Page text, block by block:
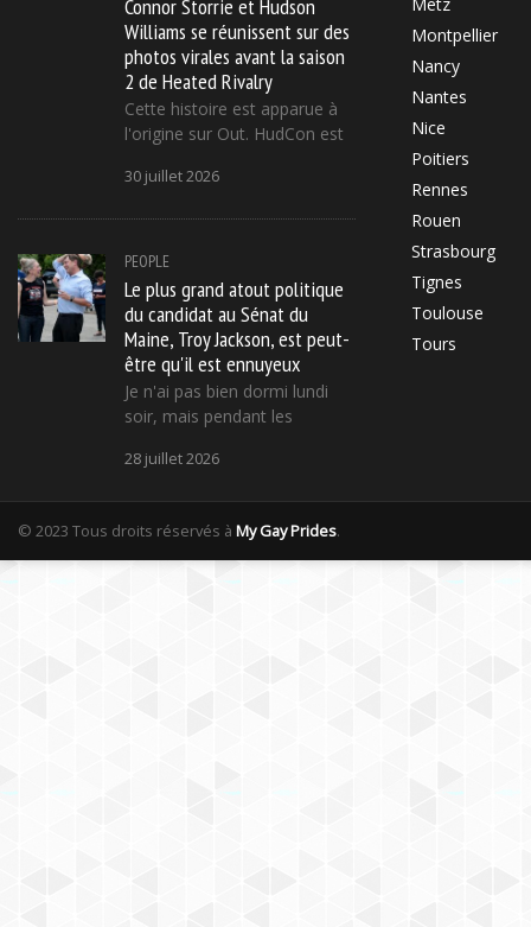
Connor Storrie et Hudson
Williams se réunissent sur des
photos virales avant la saison
2 de Heated Rivalry
Cette histoire est apparue à
l'origine sur Out. HudCon est
30 juillet 2026
PEOPLE
Le plus grand atout politique
du candidat au Sénat du
Maine, Troy Jackson, est peut-
être qu'il est ennuyeux
Je n'ai pas bien dormi lundi
soir, mais pendant les
28 juillet 2026
Montpellier
Nancy
Nantes
Nice
Poitiers
Rennes
Rouen
Strasbourg
Tignes
Toulouse
Tours
© 2023 Tous droits réservés à My Gay Prides.